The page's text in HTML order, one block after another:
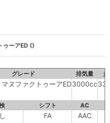
ゥーアED ()
グレード 排気量
ヌファクトゥーアED3000cc
シフト AC
FA AAC